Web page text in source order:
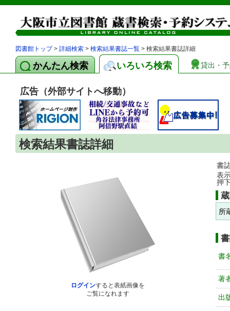
図書館トップ> 詳細検索 > 検索結果書誌一覧 > 検索結果書誌詳細
かんたん検索 いろいろ検索 貸出・
広告（外部サイトへ移動）
検索結果書誌詳細
ログインすると表紙画像を
ご覧になれます
書
表
押
所
書
著
出